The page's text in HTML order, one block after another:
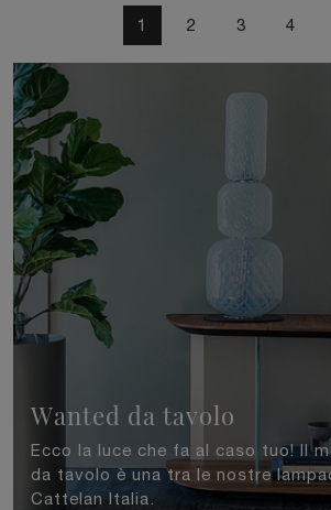
1 2 3 4
Wanted da tavolo
Ecco la luce che fa al caso tuo! Il
da tavolo è una tra le nostre
Cattelan Italia.